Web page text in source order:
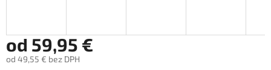
od 59,95 €
od 49,55 € bez DPH